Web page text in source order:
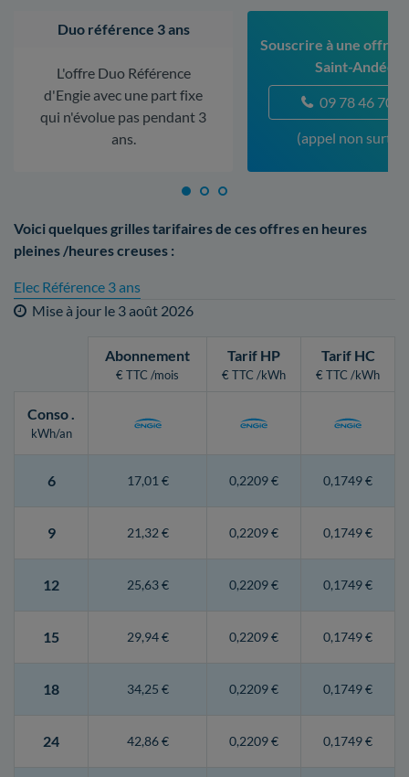
Duo référence 3 ans
L'offre Duo Référence
d'Engie avec une part fixe
qui n'évolue pas pendant 3
ans.
Souscrire à une offre
Saint-Andéol
09 78 46 70
(appel non
Voici quelques grilles tarifaires de ces offres en heures
pleines /heures creuses :
Elec Référence 3 ans
Mise à jour le 3 août 2026
Abonnement
€ TTC /mois
Tarif HP
€ TTC /kWh
Tarif HC
€ TTC /kWh
Conso.
kWh/an
6 17,01 € 0,2209 € 0,1749 €
9 21,32 € 0,2209 € 0,1749 €
12 25,63 € 0,2209 € 0,1749 €
15 29,94 € 0,2209 € 0,1749 €
18 34,25 € 0,2209 € 0,1749 €
24 42,86 € 0,2209 € 0,1749 €